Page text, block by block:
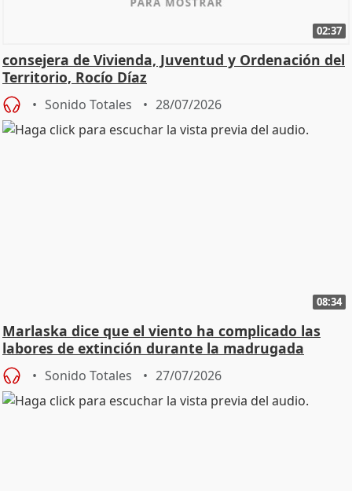
02:37
consejera de Vivienda, Juventud y Ordenación del
Territorio, Rocío Díaz
Sonido Totales 28/07/2026
08:34
Marlaska dice que el viento ha complicado las
labores de extinción durante la madrugada
Sonido Totales 27/07/2026